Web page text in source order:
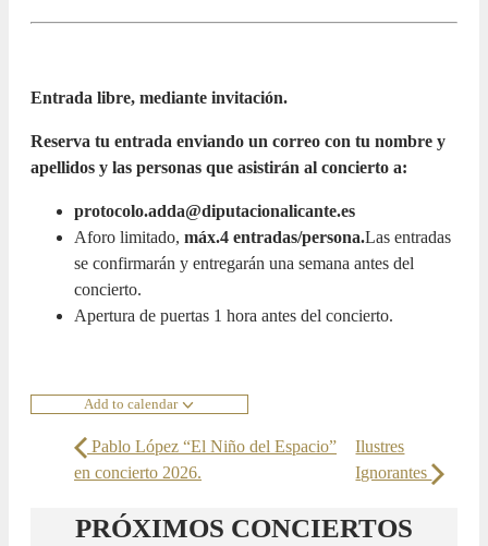
Entrada libre, mediante invitación.
Reserva tu entrada enviando un correo con tu nombre y
apellidos y las personas que asistirán al concierto a:
protocolo.adda@diputacionalicante.es
Aforo limitado, máx.4 entradas/persona.Las entradas
se confirmarán y entregarán una semana antes del
concierto.
Apertura de puertas 1 hora antes del concierto.
Add to calendar
Pablo López “El Niño del Espacio”
en concierto 2026.
Ilustres
Ignorantes
PRÓXIMOS CONCIERTOS